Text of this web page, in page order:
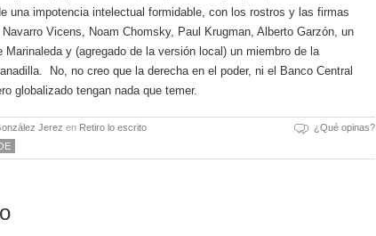
una impotencia intelectual formidable, con los rostros y las firmas
Vicens, Noam Chomsky, Paul Krugman, Alberto Garzón, un
y (agregado de la versión local) un miembro de la
No, no creo que la derecha en el poder, ni el Banco Central
globalizado tengan nada que temer.
Jerez en Retiro lo escrito
¿Qué opinas?